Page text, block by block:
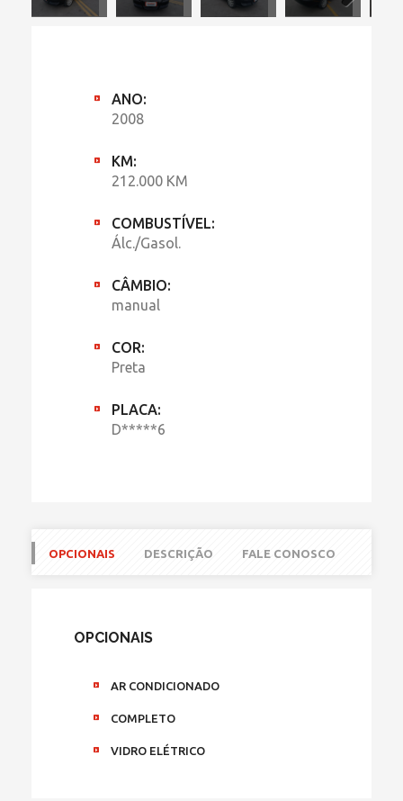
ANO:
2008
KM:
212.000 KM
COMBUSTÍVEL:
Álc./Gasol.
CÂMBIO:
manual
COR:
Preta
PLACA:
D*****6
OPCIONAIS DESCRIÇÃO FALE CONOSCO
OPCIONAIS
AR CONDICIONADO
COMPLETO
VIDRO ELÉTRICO